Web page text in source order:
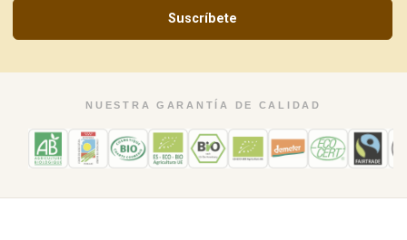
Suscríbete
NUESTRA GARANTÍA DE CALIDAD